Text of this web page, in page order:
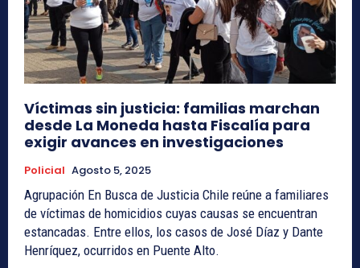
Víctimas sin justicia: familias marchan
desde La Moneda hasta Fiscalía para
exigir avances en investigaciones
Policial Agosto 5, 2025
Agrupación En Busca de Justicia Chile reúne a familiares
de víctimas de homicidios cuyas causas se encuentran
estancadas. Entre ellos, los casos de José Díaz y Dante
Henríquez, ocurridos en Puente Alto.